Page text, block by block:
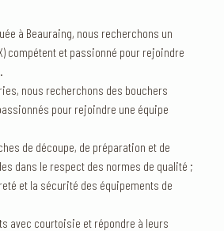
à Beauraing, nous recherchons un
compétent et passionné pour rejoindre
nous recherchons des bouchers
pour rejoindre une équipe
de découpe, de préparation et de
dans le respect des normes de qualité ;
et la sécurité des équipements de
avec courtoisie et répondre à leurs